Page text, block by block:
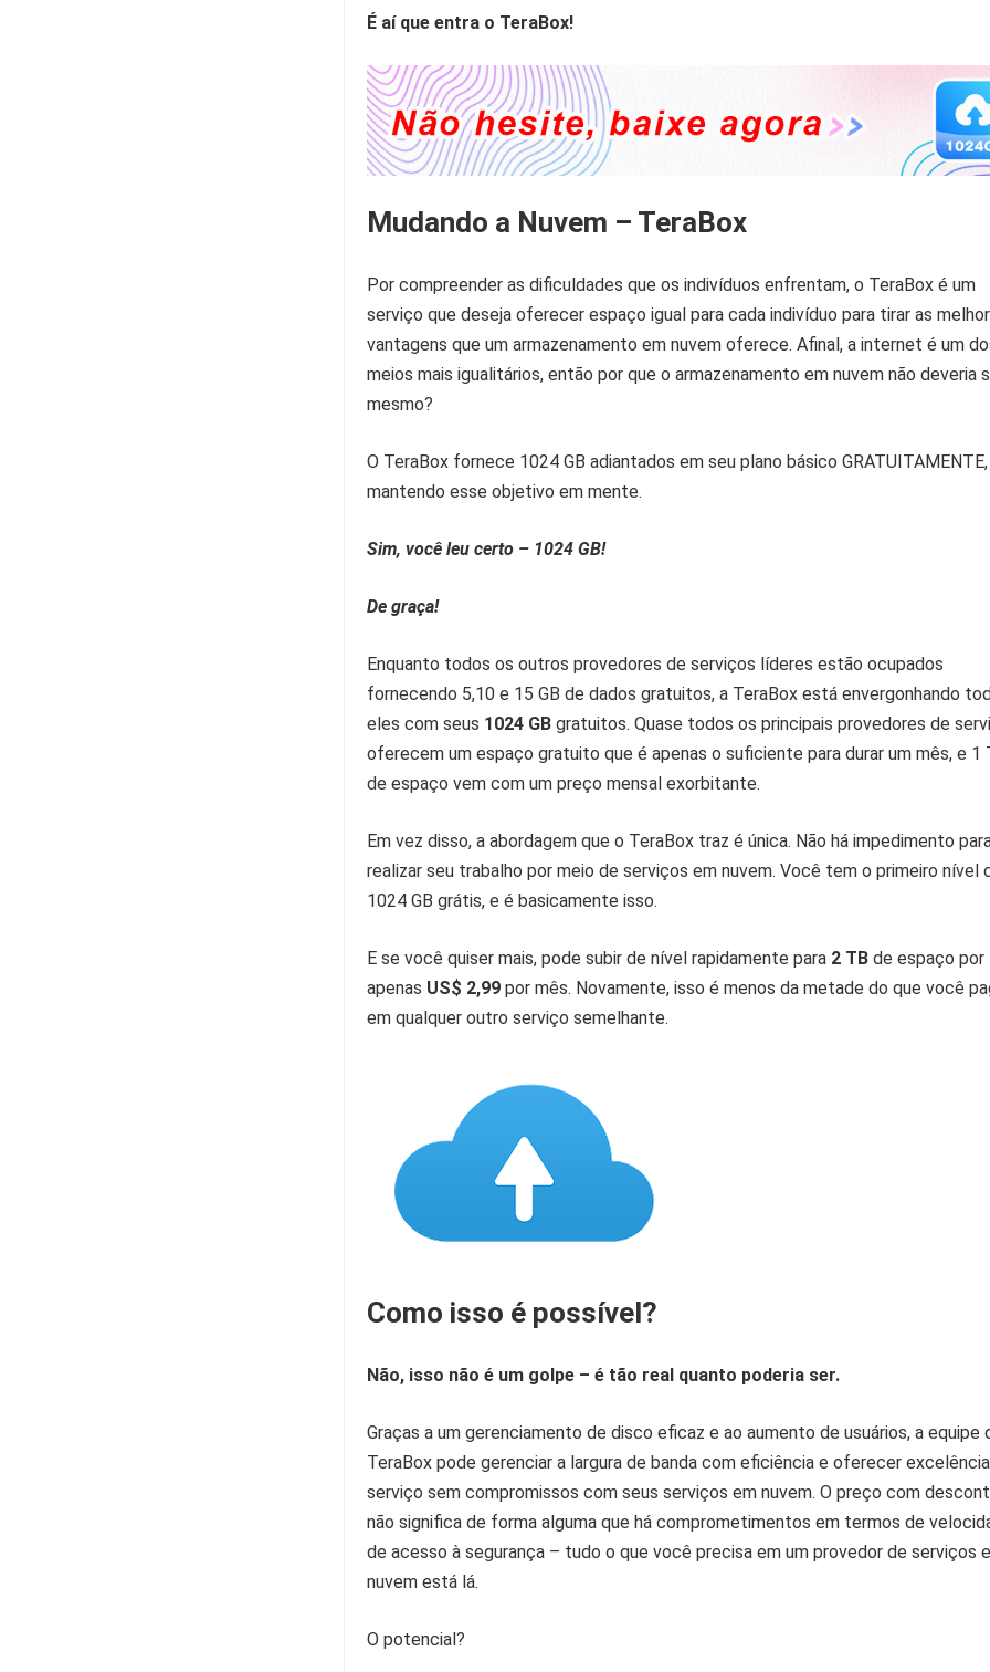
É aí que entra o TeraBox!
Mudando a Nuvem – TeraBox
Por compreender as dificuldades que os indivíduos enfrentam, o TeraBox é um
serviço que deseja oferecer espaço igual para cada indivíduo para tirar as
vantagens que um armazenamento em nuvem oferece. Afinal, a internet é um
meios mais igualitários, então por que o armazenamento em nuvem não deveria
mesmo?
O TeraBox fornece 1024 GB adiantados em seu plano básico GRATUITAMENTE,
mantendo esse objetivo em mente.
Sim, você leu certo – 1024 GB!
De graça!
Enquanto todos os outros provedores de serviços líderes estão ocupados
fornecendo 5,10 e 15 GB de dados gratuitos, a TeraBox está envergonhando
eles com seus 1024 GB gratuitos. Quase todos os principais provedores de
oferecem um espaço gratuito que é apenas o suficiente para durar um mês, e 1
de espaço vem com um preço mensal exorbitante.
Em vez disso, a abordagem que o TeraBox traz é única. Não há impedimento
realizar seu trabalho por meio de serviços em nuvem. Você tem o primeiro nível
1024 GB grátis, e é basicamente isso.
E se você quiser mais, pode subir de nível rapidamente para 2 TB de espaço por
apenas US$ 2,99 por mês. Novamente, isso é menos da metade do que você
em qualquer outro serviço semelhante.
Como isso é possível?
Não, isso não é um golpe – é tão real quanto poderia ser.
Graças a um gerenciamento de disco eficaz e ao aumento de usuários, a equipe
TeraBox pode gerenciar a largura de banda com eficiência e oferecer
serviço sem compromissos com seus serviços em nuvem. O preço com
não significa de forma alguma que há comprometimentos em termos de
de acesso à segurança – tudo o que você precisa em um provedor de serviços
nuvem está lá.
O potencial?